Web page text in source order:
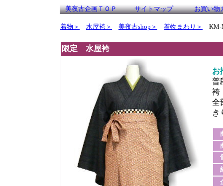
美夜古企画ＴＯＰ サイトマップ お買い物
着物＞ 水屋袴＞ 美夜古shop＞ 着物まわり＞ KM-
限定 水屋袴
お
普
袴
全
き